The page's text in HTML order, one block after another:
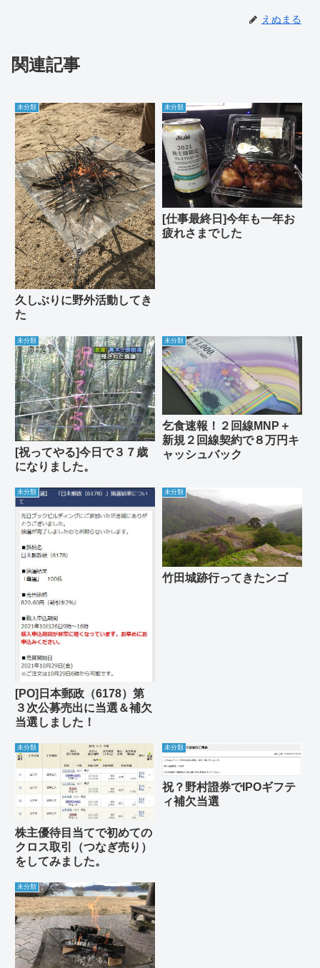
えぬまる
関連記事
未分類
久しぶりに野外活動してき
た
未分類
[仕事最終日]今年も一年お
疲れさまでした
未分類
[祝ってやる]今日で３７歳
になりました。
未分類
乞食速報！２回線MNP＋
新規２回線契約で８万円キ
ャッシュバック
未分類
[PO]日本郵政（6178）第
３次公募売出に当選＆補欠
当選しました！
未分類
竹田城跡行ってきたンゴ
未分類
株主優待目当てで初めての
クロス取引（つなぎ売り）
をしてみました。
未分類
祝？野村證券でIPOギフテ
ィ補欠当選
未分類